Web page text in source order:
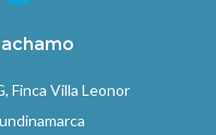
Finca Villa Leonor